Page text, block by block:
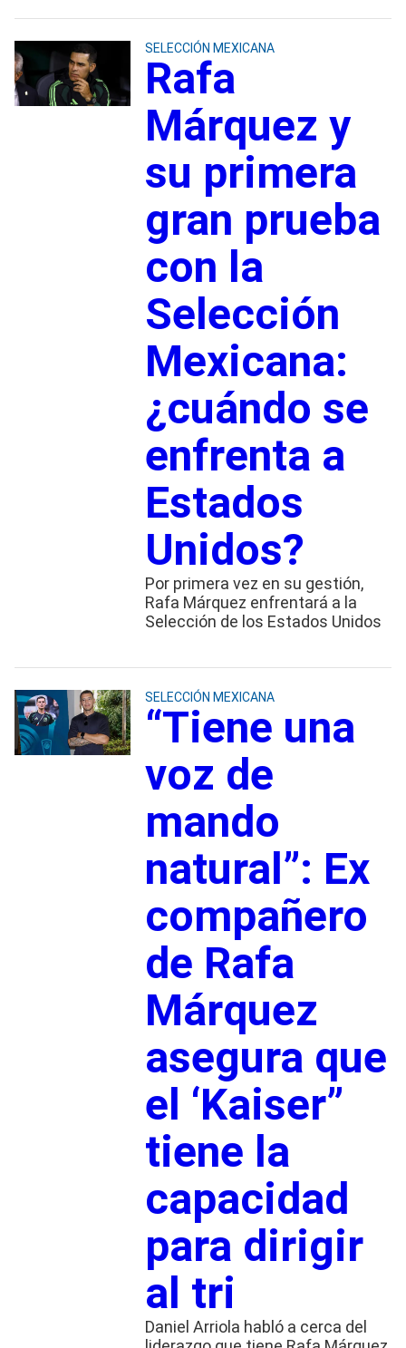
SELECCIÓN MEXICANA
Rafa
Márquez y
su primera
gran prueba
con la
Selección
Mexicana:
¿cuándo se
enfrenta a
Estados
Unidos?
Por primera vez en su gestión,
Rafa Márquez enfrentará a la
Selección de los Estados Unidos
SELECCIÓN MEXICANA
“Tiene una
voz de
mando
natural”: Ex
compañero
de Rafa
Márquez
asegura que
el ‘Kaiser”
tiene la
capacidad
para dirigir
al tri
Daniel Arriola habló a cerca del